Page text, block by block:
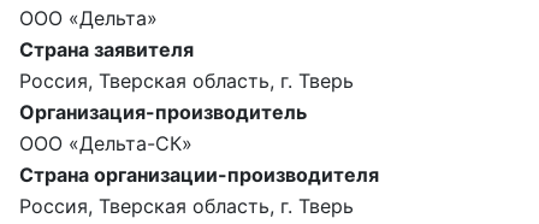
ООО «Дельта»
Страна заявителя
Россия, Тверская область, г. Тверь
Организация-производитель
ООО «Дельта-СК»
Страна организации-производителя
Россия, Тверская область, г. Тверь